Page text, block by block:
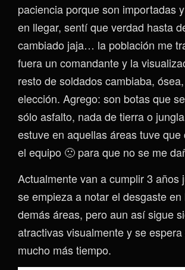
paciencia porque son importadas
en llegar, sentí que verdad hasta
cambiado jaja… la población me
fuera un comandante y la
resto de soldados cambiaba,
elección. Agrego: son botas que
sólo asfalto, nada de tierra o
estuve en aquellas áreas tuve que
el equipo 🙁 para que no se me
Actualmente van a cumplir 3 años
se empieza a notar el desgaste
demás áreas, pero aun así sigue
atractivas visualmente y se
mucho más tiempo.